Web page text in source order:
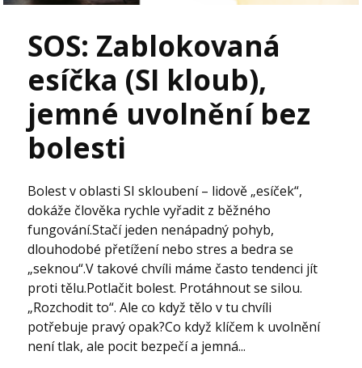
SOS: Zablokovaná
esíčka (SI kloub),
jemné uvolnění bez
bolesti
Bolest v oblasti SI skloubení – lidově „esíček“,
dokáže člověka rychle vyřadit z běžného
fungování.Stačí jeden nenápadný pohyb,
dlouhodobé přetížení nebo stres a bedra se
„seknou“.V takové chvíli máme často tendenci jít
proti tělu.Potlačit bolest. Protáhnout se silou.
„Rozchodit to“. Ale co když tělo v tu chvíli
potřebuje pravý opak?Co když klíčem k uvolnění
není tlak, ale pocit bezpečí a jemná...